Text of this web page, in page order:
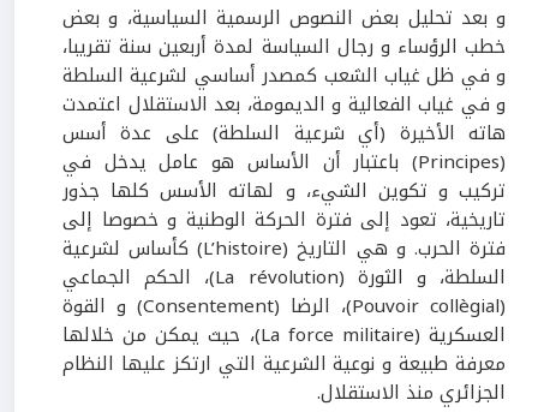
و بعد تحليل بعض النصوص الرسمية السياسية، و بعض
خطب الرؤساء و رجال السياسة لمدة أربعين سنة تقريبا،
و في ظل غياب الشعب كمصدر أساسي لشرعية السلطة
و في غياب الفعالية و الديمومة، بعد الاستقلال اعتمدت
هاته الأخيرة (أي شرعية السلطة) على عدة أسس
(Principes) باعتبار أن الأساس هو عامل يدخل في
تركيب و تكوين الشيء، و لهاته الأسس كلها جذور
تاريخية، تعود إلى فترة الحركة الوطنية و خصوصا إلى
فترة الحرب. و هي التاريخ (L’histoire) كأساس لشرعية
السلطة، و الثورة (La révolution)، الحكم الجماعي
(Pouvoir collègial)، الرضا (Consentement) و القوة
العسكرية (La force militaire)، حيث يمكن من خلالها
معرفة طبيعة و نوعية الشرعية التي ارتكز عليها النظام
الجزائري منذ الاستقلال.